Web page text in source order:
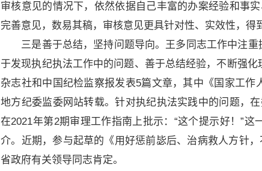
审核意见的情况下，依然依据自己丰富的办案经验和事
完善意见，数易其稿，审核意见更具针对性、实效性，得
三是善于总结，坚持问题导向。王多同志工作中注重
于发现执纪执法工作中的问题、善于总结经验，不断强
杂志社和中国纪检监察报发表5篇文章，其中《国家工
地方纪委监委网站转载。针对执纪执法实践中的问题，
在2021年第2期审理工作指南上批示：“这个提示好！”
介。近期，参与起草的《用好惩前毖后、治病救人方针
省政府有关领导同志肯定。